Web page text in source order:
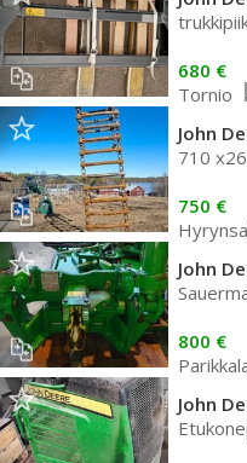
680 €
Tornio
John
710
750 €
John
800 €
John